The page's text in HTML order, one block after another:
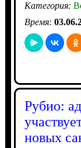
Категория:
Время:
Рубио:
новых